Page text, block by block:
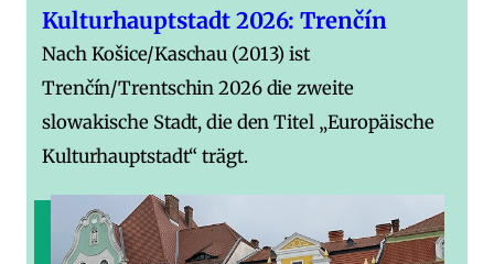
Kulturhauptstadt 2026: Trenčín
Nach Košice/Kaschau (2013) ist
Trenčín/Trentschin 2026 die zweite
slowakische Stadt, die den Titel „Europäische
Kulturhauptstadt“ trägt.